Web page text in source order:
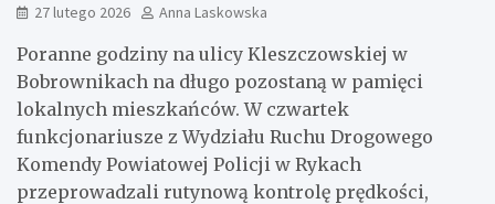
27 lutego 2026 Anna Laskowska
Poranne godziny na ulicy Kleszczowskiej w
Bobrownikach na długo pozostaną w pamięci
lokalnych mieszkańców. W czwartek
funkcjonariusze z Wydziału Ruchu Drogowego
Komendy Powiatowej Policji w Rykach
przeprowadzali rutynową kontrolę prędkości,